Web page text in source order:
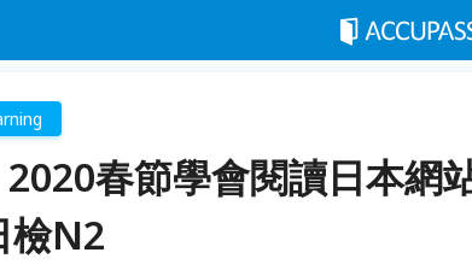
2020春節學會閱讀日本網
檢N2